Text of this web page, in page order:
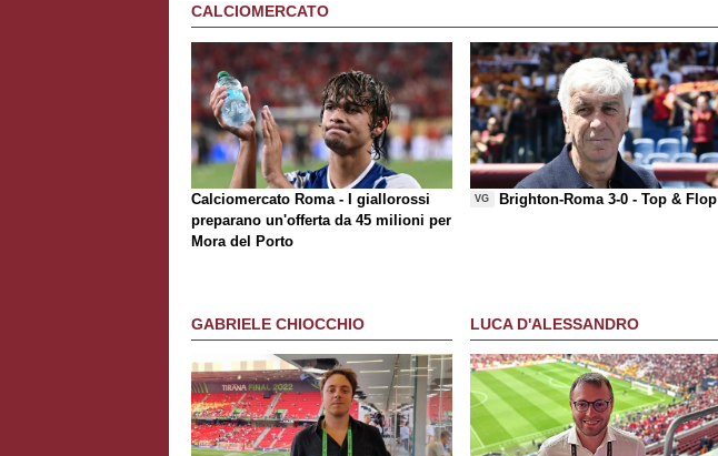
CALCIOMERCATO
Calciomercato Roma - I giallorossi
preparano un'offerta da 45 milioni per
Mora del Porto
VG Brighton-Roma 3-0 -Top & Flop
GABRIELE CHIOCCHIO LUCA D'ALESSANDRO